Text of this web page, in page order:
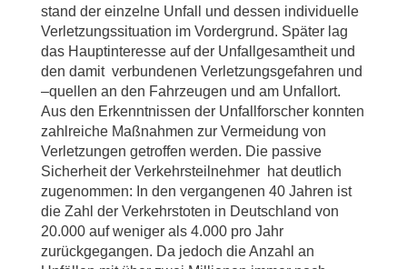
stand der einzelne Unfall und dessen individuelle
Verletzungssituation im Vordergrund. Später lag
das Hauptinteresse auf der Unfallgesamtheit und
den damit verbundenen Verletzungsgefahren und
–quellen an den Fahrzeugen und am Unfallort.
Aus den Erkenntnissen der Unfallforscher konnten
zahlreiche Maßnahmen zur Vermeidung von
Verletzungen getroffen werden. Die passive
Sicherheit der Verkehrsteilnehmer hat deutlich
zugenommen: In den vergangenen 40 Jahren ist
die Zahl der Verkehrstoten in Deutschland von
20.000 auf weniger als 4.000 pro Jahr
zurückgegangen. Da jedoch die Anzahl an